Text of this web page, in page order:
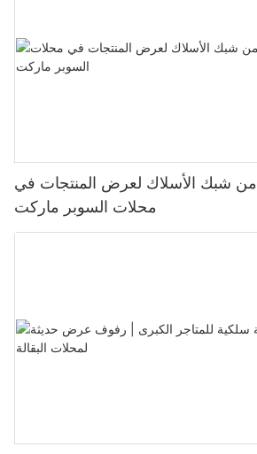
شبك الأسلاك لعرض المنتجات في
محلات السوبر ماركت